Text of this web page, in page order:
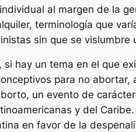
al margen de la
terminología que
sin que se vislumbre
si hay un tema en el que
para no abortar,
un evento de
y del
en favor de la